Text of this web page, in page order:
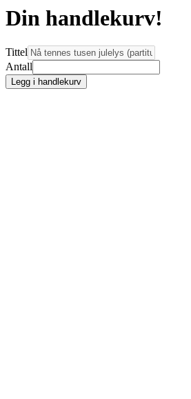
Din handlekurv!
Tittel
Antall